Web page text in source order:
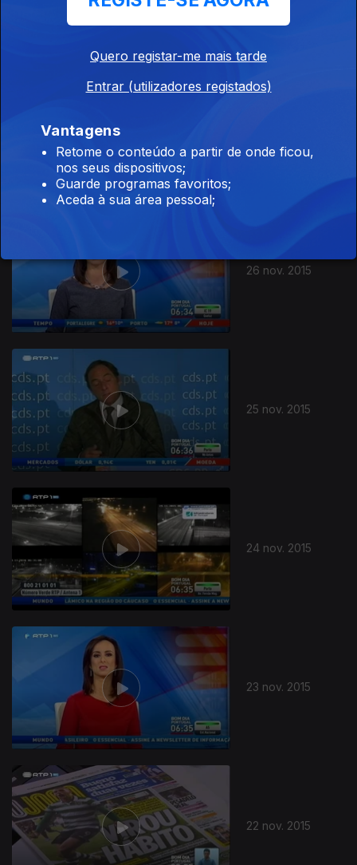
26 nov. 2015
25 nov. 2015
24 nov. 2015
23 nov. 2015
22 nov. 2015
Quero registar-me mais tarde
Entrar (utilizadores registados)
Vantagens
Retome o conteúdo a partir de onde ficou,
nos seus dispositivos;
Guarde programas favoritos;
Aceda à sua área pessoal;